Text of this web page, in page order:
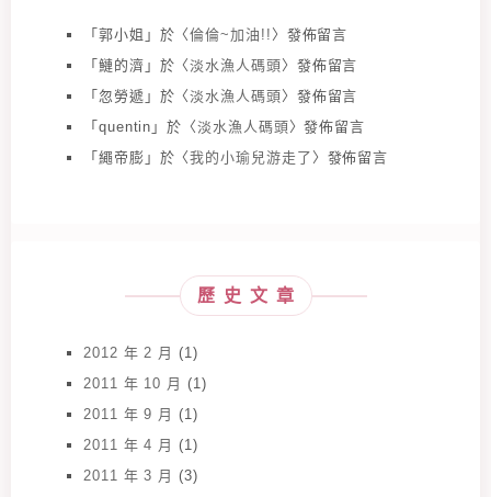
「 郭小姐 」於〈倫倫~加油!! 〉發佈留言
「 鰱的濟 」於〈淡水漁人碼頭〉發佈留言
「 忽勞遞 」於〈淡水漁人碼頭〉發佈留言
「 quentin 」於〈淡水漁人碼頭〉發佈留言
「 繩帝膨 」於〈我的小瑜兒游走了 〉發佈留言
歷史文章
2012 年 2 月 (1)
2011 年 10 月 (1)
2011 年 9 月 (1)
2011 年 4 月 (1)
2011 年 3 月 (3)